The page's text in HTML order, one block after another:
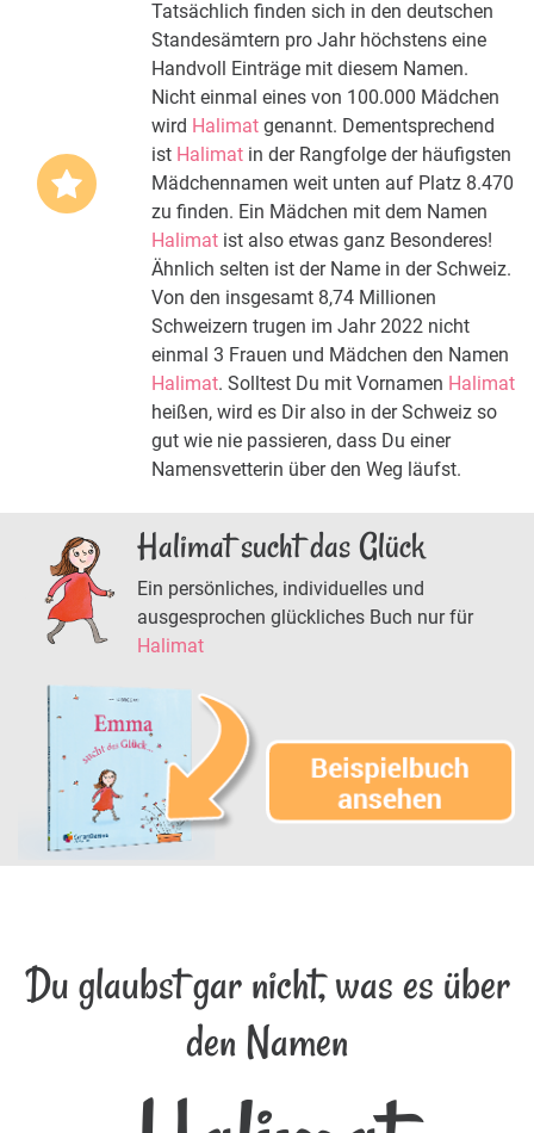
Tatsächlich finden sich in den deutschen
Standesämtern pro Jahr höchstens eine
Handvoll Einträge mit diesem Namen.
Nicht einmal eines von 100.000 Mädchen
wird Halimat genannt. Dementsprechend
ist Halimat in der Rangfolge der häufigsten
Mädchennamen weit unten auf Platz 8.470
zu finden. Ein Mädchen mit dem Namen
Halimat ist also etwas ganz Besonderes!
Ähnlich selten ist der Name in der Schweiz.
Von den insgesamt 8,74 Millionen
Schweizern trugen im Jahr 2022 nicht
einmal 3 Frauen und Mädchen den Namen
Halimat. Solltest Du mit Vornamen Halimat
heißen, wird es Dir also in der Schweiz so
gut wie nie passieren, dass Du einer
Namensvetterin über den Weg läufst.
Halimat sucht das Glück
Ein persönliches, individuelles und
ausgesprochen glückliches Buch nur für
Halimat
Du glaubst gar nicht, was es über
den Namen